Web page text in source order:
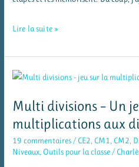
Un
résoudre
problèmes
Lire la suite »
Multi divisions – Un
multiplications aux
19 commentaires/ CE2, CM1, CM2,
Niveaux, Outils pour la classe/